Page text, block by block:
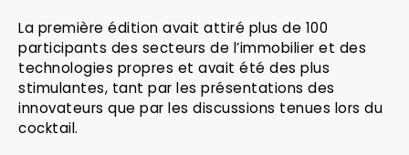
La première édition avait attiré plus de 100
participants des secteurs de l’immobilier et des
technologies propres et avait été des plus
stimulantes, tant par les présentations des
innovateurs que par les discussions tenues lors du
cocktail.